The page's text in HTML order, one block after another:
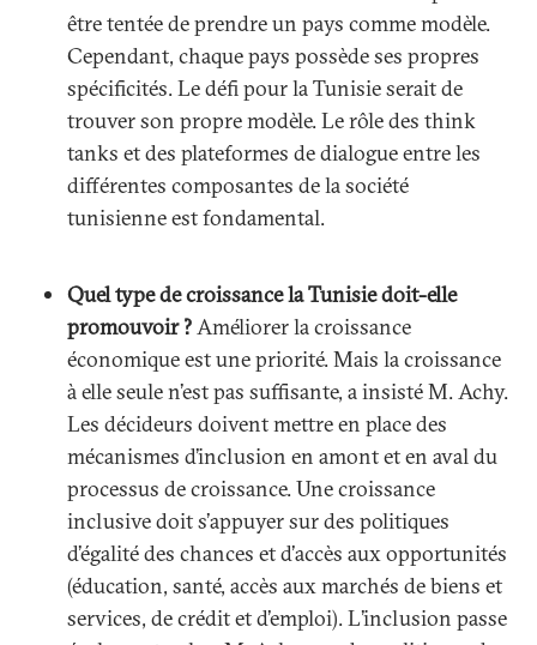
être tentée de prendre un pays comme modèle.
Cependant, chaque pays possède ses propres
spécificités. Le défi pour la Tunisie serait de
trouver son propre modèle. Le rôle des think
tanks et des plateformes de dialogue entre les
différentes composantes de la société
tunisienne est fondamental.
Quel type de croissance la Tunisie doit-elle
promouvoir ?Améliorer la croissance
économique est une priorité. Mais la croissance
à elle seule n’est pas suffisante, a insisté M. Achy.
Les décideurs doivent mettre en place des
mécanismes d’inclusion en amont et en aval du
processus de croissance. Une croissance
inclusive doit s’appuyer sur des politiques
d’égalité des chances et d’accès aux opportunités
(éducation, santé, accès aux marchés de biens et
services, de crédit et d’emploi). L’inclusion passe